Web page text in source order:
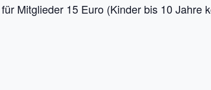
Mitglieder 15 Euro (Kinder bis 10 Jahre